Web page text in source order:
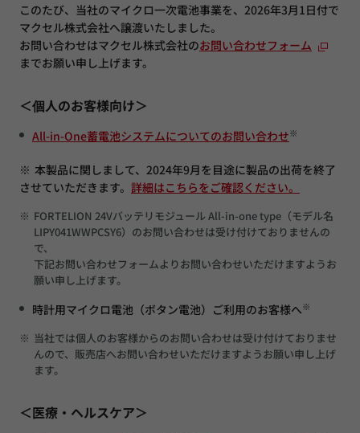
このたび、当社のマイクロ一次電池事業を、2026年3月1日付で
マクセル株式会社へ譲渡いたしました。
お問い合わせはマクセル株式会社のお問い合わせフォーム
までお願い申し上げます。
＜個人のお客様向け＞
All-in-One蓄電池システムについてのお問い合わせ ※
※ 本製品に関しまして、2024年9月を目途に製品の出荷を終了
させていただきます。 詳細はこちらをご確認ください。
※ FORTELION 24Vバッテリモジュール All-in-one type（モデル名
LIPY041WWPCSY6）のお問い合わせは受け付けておりませんの
で、
下記お問い合わせフォームよりお問い合わせいただけますようお
願い申し上げます。
時計用マイクロ電池（ボタン電池）ご利用のお客様へ ※
※ 当社では個人のお客様からのお問い合わせは受け付けておりませ
んので、販売店へお問い合わせいただけますようお願い申し上げ
ます。
＜医療・ヘルスケア＞